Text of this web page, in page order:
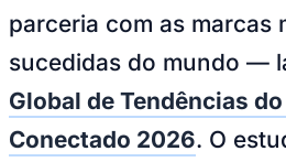
Bundesliga
parceria com as marcas
sucedidas do mundo —
Global de Tendências
Conectado 2026. O